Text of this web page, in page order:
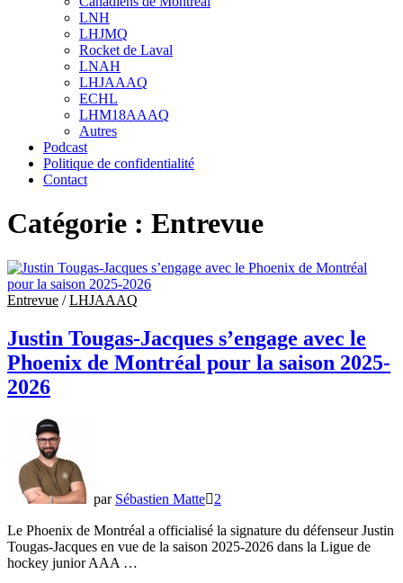
sub
menu
LNH
LHJMQ
Rocket de Laval
LNAH
LHJAAAQ
ECHL
LHM18AAAQ
Autres
Podcast
Politique de confidentialité
Contact
Catégorie : Entrevue
Entrevue /LHJAAAQ
Justin Tougas-Jacques s’engage avec le
Phoenix de Montréal pour la saison 2025-
2026
par Sébastien Matte 2
Le Phoenix de Montréal a officialisé la signature du défenseur Justin
Tougas-Jacques en vue de la saison 2025-2026 dans la Ligue de
hockey junior AAA …